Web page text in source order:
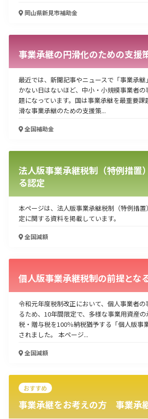
岡山県新見市補助金
事業承継の円滑化のための支援
最近では、新聞記事やニュースで「事業承継
かない日はないほど、中小・小規模事業者
題になっています。国は事業承継を最重要課
滑な事業承継のための支援策...
全国補助金
法人版事業承継税制（特例措置
る認定
本ページは、法人版事業承継税制（特例措
定に関する資料を掲載しています。
全国減額
個人版事業承継税制の前提とな
令和元年度税制改正において、個人事業者の
るため、10年間限定で、多様な事業用資産
税・贈与税を100％納税猶予する「個人版事
されました。 本ページ...
全国減額
おすすめ
事業承継をお考えの方 事業承